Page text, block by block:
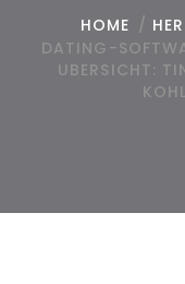
HOME /
DATING-
UBERSICHT: